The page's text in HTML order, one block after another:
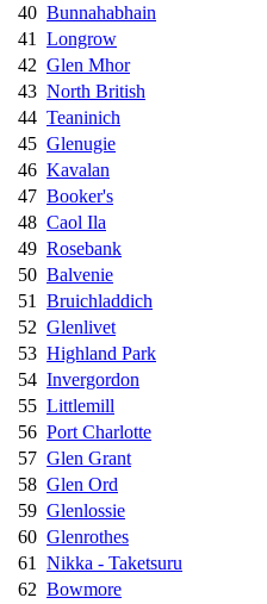
40 Bunnahabhain
41 Longrow
42 Glen Mhor
43 North British
44 Teaninich
45 Glenugie
46 Kavalan
47 Booker's
48 Caol Ila
49 Rosebank
50 Balvenie
51 Bruichladdich
52 Glenlivet
53 Highland Park
54 Invergordon
55 Littlemill
56 Port Charlotte
57 Glen Grant
58 Glen Ord
59 Glenlossie
60 Glenrothes
61 Nikka - Taketsuru
62 Bowmore